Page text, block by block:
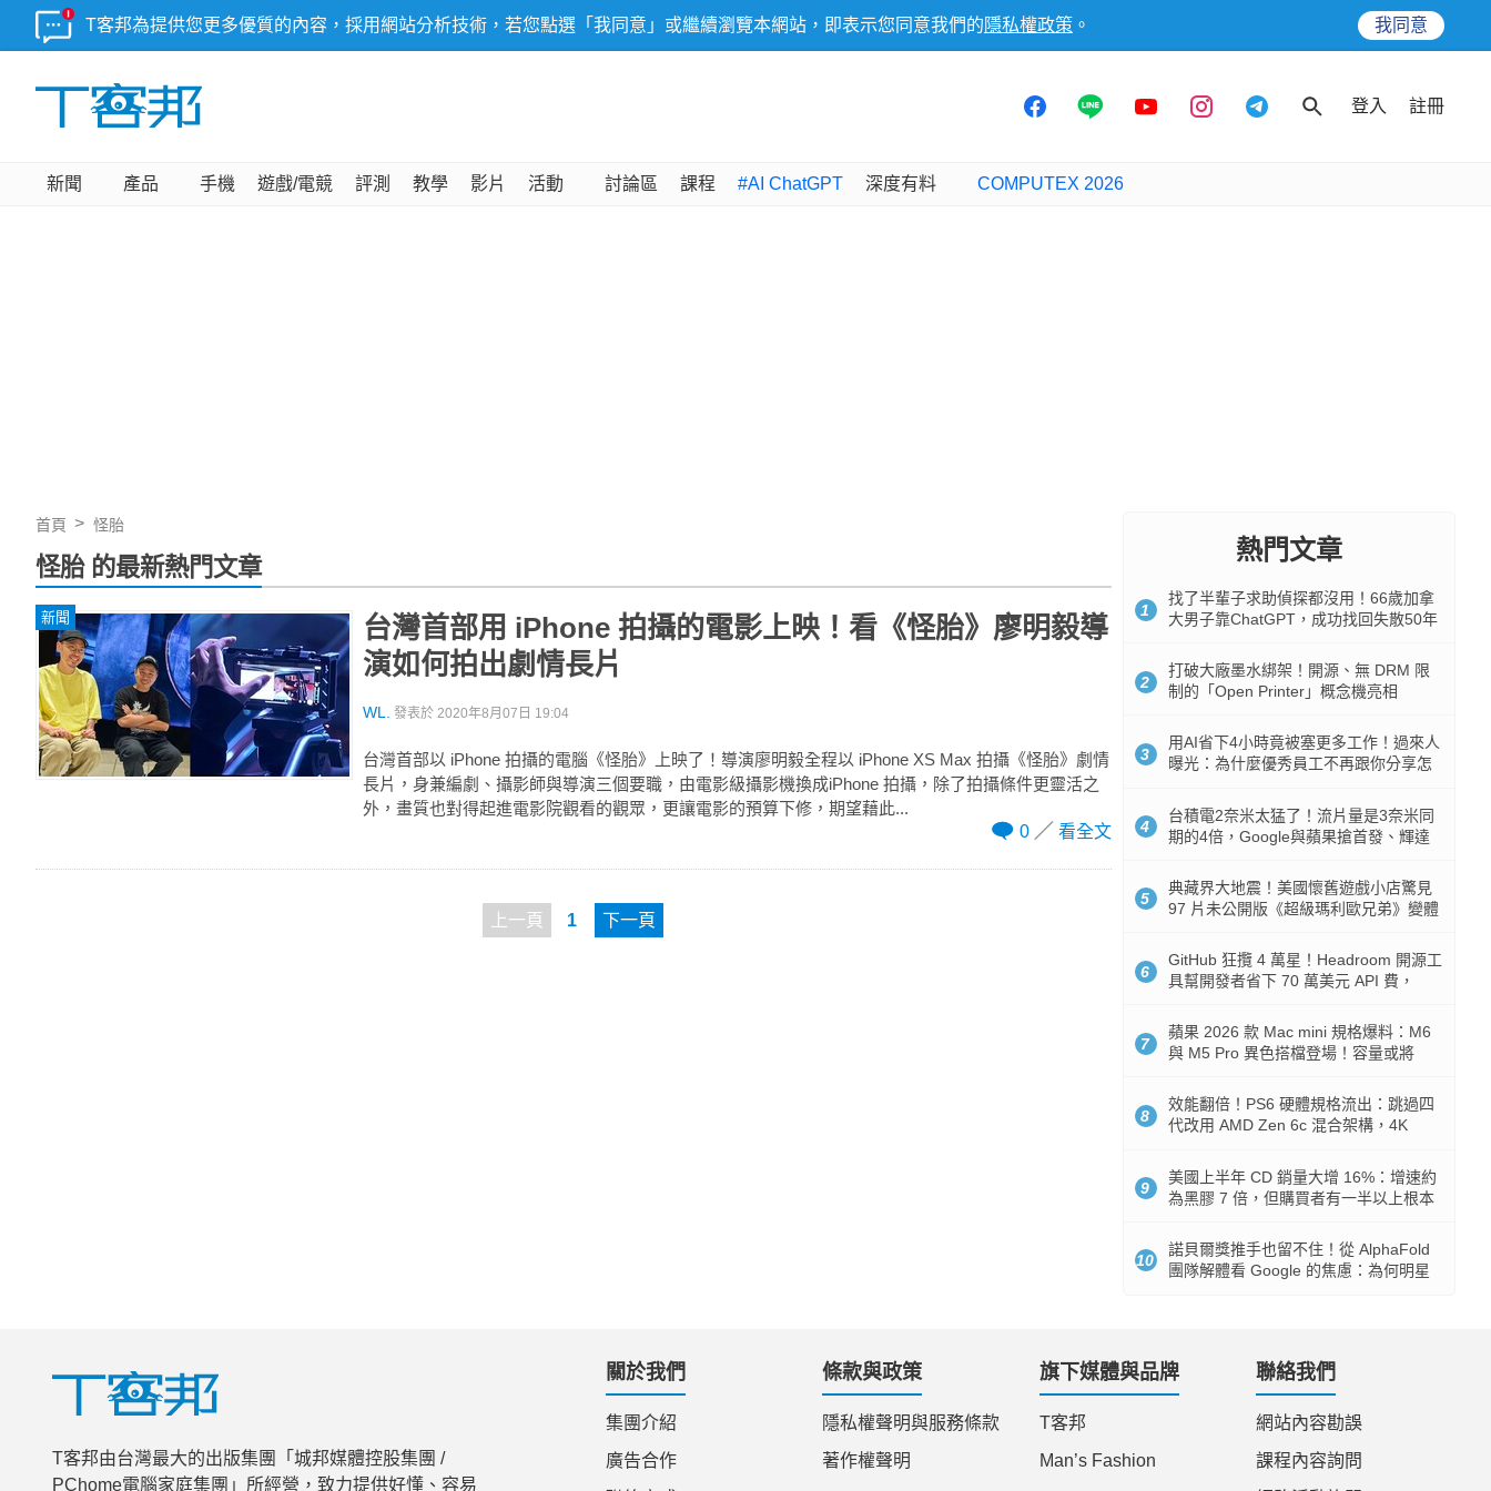
T客邦為提供您更多優質的內容，採用網站分析技術，若您點選「我同意」或繼續瀏覽本網站，即表示您同意我們的 隱私權政策 。 我同意
登入 註冊
新聞 產品 手機 遊戲/電競 評測 教學 影片 活動 討論區 課程 #AI ChatGPT 深度有料 COMPUTEX 2026
首頁 怪胎
怪胎 的最新熱門文章
新聞
台灣首部用 iPhone 拍攝的電影上映！看《怪胎》廖明毅導
演如何拍出劇情長片
WL. 發表於 2020年8月07日 19:04
台灣首部以 iPhone 拍攝的電腦《怪胎》上映了！導演廖明毅全程以 iPhone XS Max 拍攝《怪胎》劇情
長片，身兼編劇、攝影師與導演三個要職，由電影級攝影機換成iPhone 拍攝，除了拍攝條件更靈活之
外，畫質也對得起進電影院觀看的觀眾，更讓電影的預算下修，期望藉此...
0
看全文
上一頁 1 下一頁
熱門文章
1
找了半輩子求助偵探都沒用！66歲加拿
大男子靠ChatGPT，成功找回失散50年
2
打破大廠墨水綁架！開源、無 DRM 限
制的「Open Printer」概念機亮相
3
用AI省下4小時竟被塞更多工作！過來人
曝光：為什麼優秀員工不再跟你分享怎
4
台積電2奈米太猛了！流片量是3奈米同
期的4倍，Google與蘋果搶首發、輝達
5
典藏界大地震！美國懷舊遊戲小店驚見
97 片未公開版《超級瑪利歐兄弟》變體
6
GitHub 狂攬 4 萬星！Headroom 開源工
具幫開發者省下 70 萬美元 API 費，
7
蘋果 2026 款 Mac mini 規格爆料：M6
與 M5 Pro 異色搭檔登場！容量或將
8
效能翻倍！PS6 硬體規格流出：跳過四
代改用 AMD Zen 6c 混合架構，4K
9
美國上半年 CD 銷量大增 16%：增速約
為黑膠 7 倍，但購買者有一半以上根本
10
諾貝爾獎推手也留不住！從 AlphaFold
團隊解體看 Google 的焦慮：為何明星
T客邦由台灣最大的出版集團「城邦媒體控股集團 /
PChome電腦家庭集團」所經營，致力提供好懂、容易
關於我們
集團介紹
廣告合作
條款與政策
隱私權聲明與服務條款
著作權聲明
旗下媒體與品牌
T客邦
Man’s Fashion
聯絡我們
網站內容勘誤
課程內容詢問